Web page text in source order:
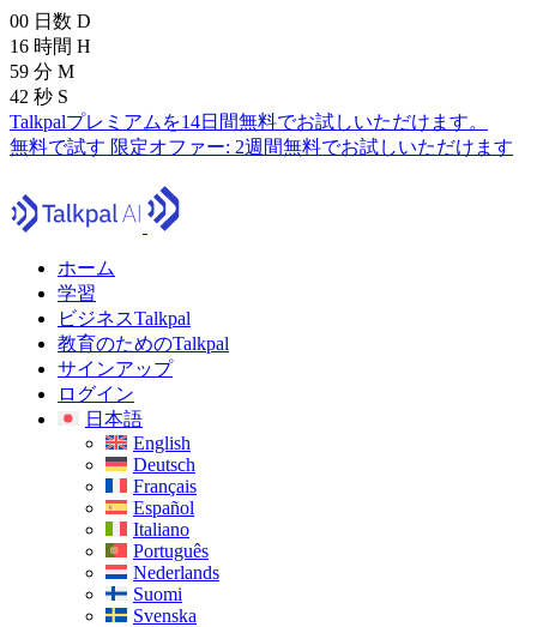
00 日数 D
16 時間 H
59 分 M
40 秒 S
Talkpalプレミアムを14日間無料でお試しいただけます。
無料で試す 限定オファー: 2週間無料でお試しいただけます
ホーム
学習
ビジネスTalkpal
教育のためのTalkpal
サインアップ
ログイン
日本語
English
Deutsch
Français
Español
Italiano
Português
Nederlands
Suomi
Svenska